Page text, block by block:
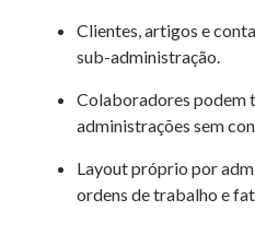
Clientes, artigos e
sub-administração.
Colaboradores podem
administrações sem
Layout próprio por
ordens de trabalho e